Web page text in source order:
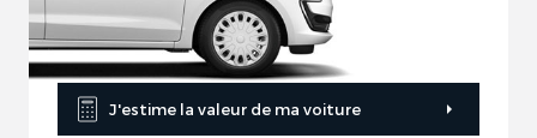
J'estime la valeur de ma voiture